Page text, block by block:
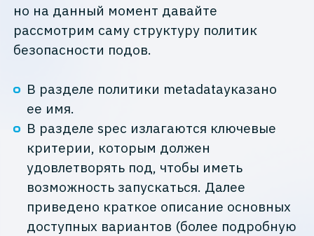
но на данный момент давайте
рассмотрим саму структуру политик
безопасности подов.
В разделе политики metadatауказано
ее имя.
В разделе spec излагаются ключевые
критерии, которым должен
удовлетворять под, чтобы иметь
возможность запускаться. Далее
приведено краткое описание основных
доступных вариантов (более подробную